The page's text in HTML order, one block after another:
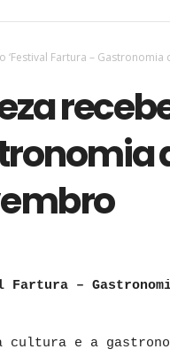
‘Festival Fartura –
Fartura –
e a